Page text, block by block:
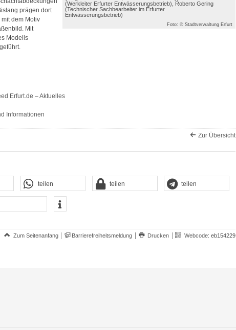
(Werkleiter Erfurter Entwässerungsbetrieb), Roberto Gering
(Technischer Sachbearbeiter im Erfurter
Entwässerungsbetrieb)
Foto: © Stadtverwaltung Erfurt
prägen dort
dem Motiv
Mit
Modells
Erfurt.de – Aktuelles
Informationen
Zur Übersicht
teilen teilen teilen
Zum Seitenanfang Barrierefreiheitsmeldung Drucken Webcode: eb154229